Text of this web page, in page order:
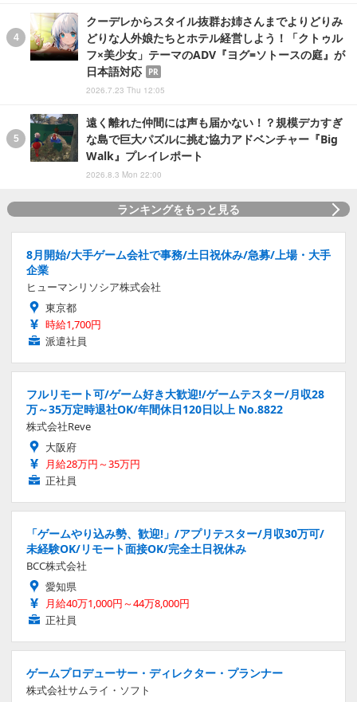
クーデレからスタイル抜群お姉さんまでよりどりみ
どりな人外娘たちとホテル経営しよう！「クトゥル
フ×美少女」テーマのADV『ヨグ=ソトースの庭』が
日本語対応
PR
2026.7.23 Thu 12:05
遠く離れた仲間には声も届かない！？規模デカすぎ
な島で巨大パズルに挑む協力アドベンチャー『Big
Walk』プレイレポート
2026.8.3 Mon 22:00
ランキングをもっと見る
8月開始/大手ゲーム会社で事務/土日祝休み/急募/上場・大手
企業
ヒューマンリソシア株式会社
東京都
時給1,700円
派遣社員
フルリモート可/ゲーム好き大歓迎!/ゲームテスター/月収28
万～35万定時退社OK/年間休日120日以上 No.8822
株式会社Reve
大阪府
月給28万円～35万円
正社員
「ゲームやり込み勢、歓迎!」/アプリテスター/月収30万可/
未経験OK/リモート面接OK/完全土日祝休み
BCC株式会社
愛知県
月給40万1,000円～44万8,000円
正社員
ゲームプロデューサー・ディレクター・プランナー
株式会社サムライ・ソフト